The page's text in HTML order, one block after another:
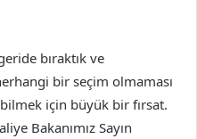
bıraktık ve
bir seçim olmaması
için büyük bir fırsat.
Bakanımız Sayın